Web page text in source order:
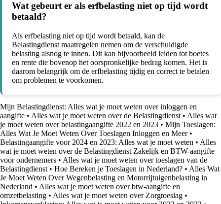
Wat gebeurt er als erfbelasting niet op tijd wordt
betaald?
Als erfbelasting niet op tijd wordt betaald, kan de
Belastingdienst maatregelen nemen om de verschuldigde
belasting alsnog te innen. Dit kan bijvoorbeeld leiden tot boetes
en rente die bovenop het oorspronkelijke bedrag komen. Het is
daarom belangrijk om de erfbelasting tijdig en correct te betalen
om problemen te voorkomen.
Mijn Belastingdienst: Alles wat je moet weten over inloggen en
aangifte • Alles wat je moet weten over de Belastingdienst • Alles wat
je moet weten over belastingaangifte 2022 en 2023 • Mijn Toeslagen:
Alles Wat Je Moet Weten Over Toeslagen Inloggen en Meer•
Belastingaangifte voor 2024 en 2023: Alles wat je moet weten • Alles
wat je moet weten over de Belastingdienst Zakelijk en BTW-aangifte
voor ondernemers • Alles wat je moet weten over toeslagen van de
Belastingdienst • Hoe Bereken je Toeslagen in Nederland? • Alles Wat
Je Moet Weten Over Wegenbelasting en Motorrijtuigenbelasting in
Nederland • Alles wat je moet weten over btw-aangifte en
omzetbelasting • Alles wat je moet weten over Zorgtoeslag •